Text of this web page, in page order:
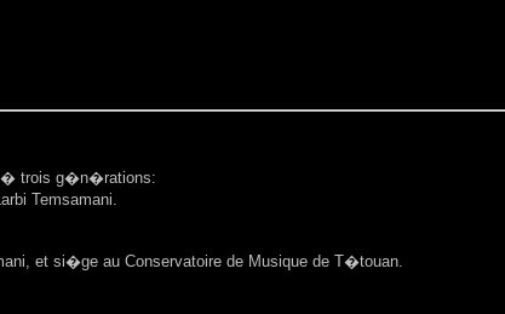
� trois g�n�rations:
Temsamani.
et si�ge au Conservatoire de Musique de T�touan.